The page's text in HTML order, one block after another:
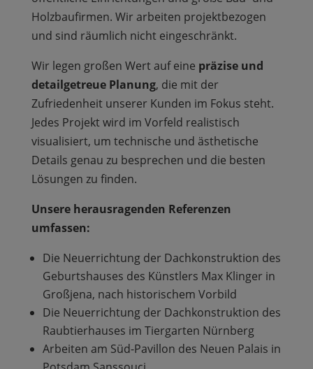
Holzbaufirmen. Wir arbeiten projektbezogen
und sind räumlich nicht eingeschränkt.
Wir legen großen Wert auf eine präzise und
detailgetreue Planung, die mit der
Zufriedenheit unserer Kunden im Fokus steht.
Jedes Projekt wird im Vorfeld realistisch
visualisiert, um technische und ästhetische
Details genau zu besprechen und die besten
Lösungen zu finden.
Unsere herausragenden Referenzen
umfassen:
Die Neuerrichtung der Dachkonstruktion des
Geburtshauses des Künstlers Max Klinger in
Großjena, nach historischem Vorbild
Die Neuerrichtung der Dachkonstruktion des
Raubtierhauses im Tiergarten Nürnberg
Arbeiten am Süd-Pavillon des Neuen Palais in